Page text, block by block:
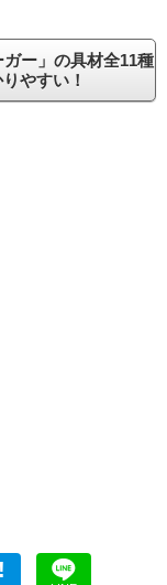
ー」の具材全11種
やすい！